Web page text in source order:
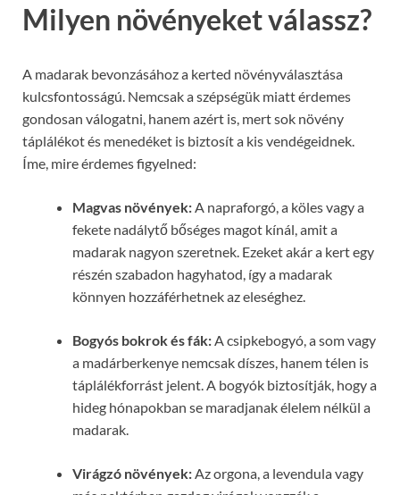
Milyen növényeket válassz?
A madarak bevonzásához a kerted növényválasztása
kulcsfontosságú. Nemcsak a szépségük miatt érdemes
gondosan válogatni, hanem azért is, mert sok növény
táplálékot és menedéket is biztosít a kis vendégeidnek.
Íme, mire érdemes figyelned:
Magvas növények:A napraforgó, a köles vagy a
fekete nadálytő bőséges magot kínál, amit a
madarak nagyon szeretnek. Ezeket akár a kert egy
részén szabadon hagyhatod, így a madarak
könnyen hozzáférhetnek az eleséghez.
Bogyós bokrok és fák:A csipkebogyó, a som vagy
a madárberkenye nemcsak díszes, hanem télen is
táplálékforrást jelent. A bogyók biztosítják, hogy a
hideg hónapokban se maradjanak élelem nélkül a
madarak.
Virágzó növények:Az orgona, a levendula vagy